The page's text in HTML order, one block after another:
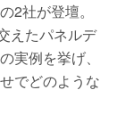
2社が登壇。
えたパネルデ
実例を挙げ、
でどのような